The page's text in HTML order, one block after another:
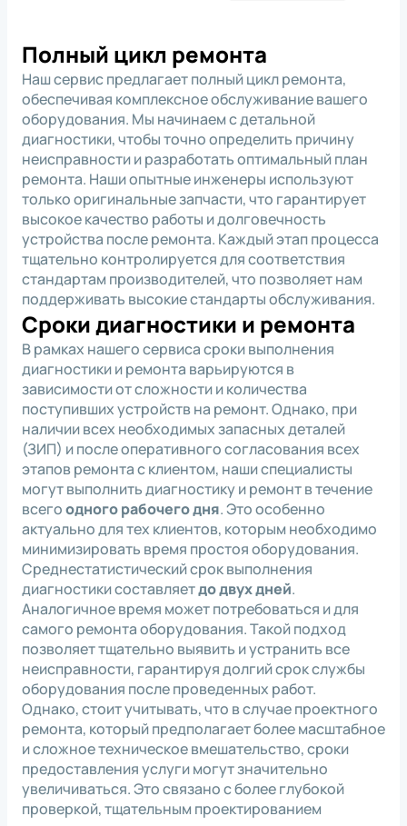
Полный цикл ремонта
Наш сервис предлагает полный цикл ремонта,
обеспечивая комплексное обслуживание вашего
оборудования. Мы начинаем с детальной
диагностики, чтобы точно определить причину
неисправности и разработать оптимальный план
ремонта. Наши опытные инженеры используют
только оригинальные запчасти, что гарантирует
высокое качество работы и долговечность
устройства после ремонта. Каждый этап процесса
тщательно контролируется для соответствия
стандартам производителей, что позволяет нам
поддерживать высокие стандарты обслуживания.
Сроки диагностики и ремонта
В рамках нашего сервиса сроки выполнения
диагностики и ремонта варьируются в
зависимости от сложности и количества
поступивших устройств на ремонт. Однако, при
наличии всех необходимых запасных деталей
(ЗИП) и после оперативного согласования всех
этапов ремонта с клиентом, наши специалисты
могут выполнить диагностику и ремонт в течение
всегоодного рабочего дня. Это особенно
актуально для тех клиентов, которым необходимо
минимизировать время простоя оборудования.
Среднестатистический срок выполнения
диагностики составляетдо двух дней.
Аналогичное время может потребоваться и для
самого ремонта оборудования. Такой подход
позволяет тщательно выявить и устранить все
неисправности, гарантируя долгий срок службы
оборудования после проведенных работ.
Однако, стоит учитывать, что в случае проектного
ремонта, который предполагает более масштабное
и сложное техническое вмешательство, сроки
предоставления услуги могут значительно
увеличиваться. Это связано с более глубокой
проверкой, тщательным проектированием
*Нажимая на кнопку, вы
даете согласие на
обработку
персональных
данных
* Нажимая на кнопку, вы
даете согласие на
обработку
персональных
данных
данных
* Нажимая на кнопку, вы даете согласие на
обработку персональных данных